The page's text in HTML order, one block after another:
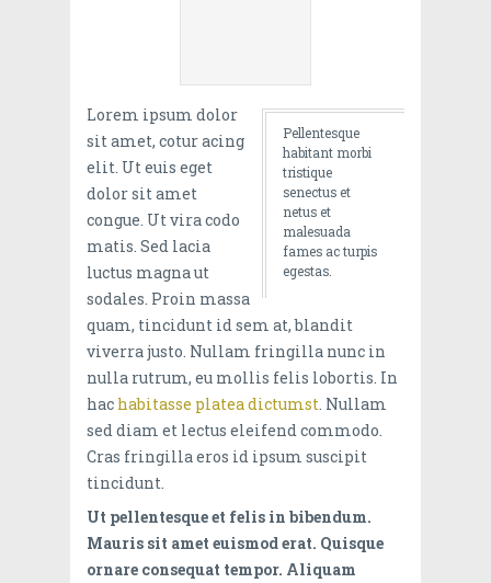
Pellentesque
habitant morbi
tristique
senectus et
netus et
malesuada
fames ac turpis
egestas.
Lorem ipsum dolor
sit amet, cotur acing
elit. Ut euis eget
dolor sit amet
congue. Ut vira codo
matis. Sed lacia
luctus magna ut
sodales. Proin massa
quam, tincidunt id sem at, blandit
viverra justo. Nullam fringilla nunc in
nulla rutrum, eu mollis felis lobortis. In
hac habitasse platea dictumst . Nullam
sed diam et lectus eleifend commodo.
Cras fringilla eros id ipsum suscipit
tincidunt.
Ut pellentesque et felis in bibendum.
Mauris sit amet euismod erat. Quisque
ornare consequat tempor. Aliquam